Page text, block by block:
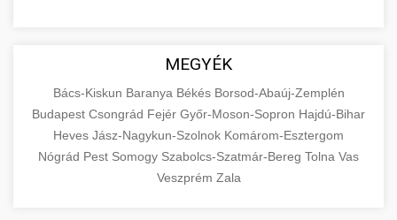
MEGYÉK
Bács-Kiskun Baranya Békés Borsod-Abaúj-Zemplén
Budapest Csongrád Fejér Győr-Moson-Sopron Hajdú-Bihar
Heves Jász-Nagykun-Szolnok Komárom-Esztergom
Nógrád Pest Somogy Szabolcs-Szatmár-Bereg Tolna Vas
Veszprém Zala